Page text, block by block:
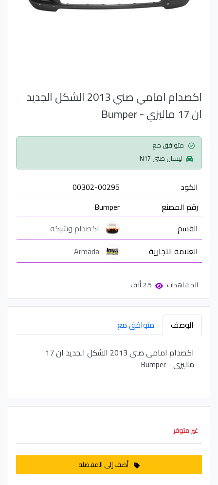
اكصدام امامي صني 2013 الشكل الجديد
ان 17 ماليزي - Bumper
نيسان صني N17
الكود
00302-00295
رقم المصنع
Bumper
القسم
اكصدام وشبكه
العلامة التجارية
Armada
المشاهدات
الوصف
متوافق مع
اكصدام امامى صنى 2013 الشكل الجديد ان 17
ماليزى - Bumper
غير متوفر
أضف إلى المفضلة